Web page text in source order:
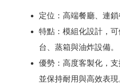
定位：高端餐廳、連
特點：模組化設計，
台、蒸箱與油炸設備。
優勢：高度客製化，支
並保持耐用與高效表現